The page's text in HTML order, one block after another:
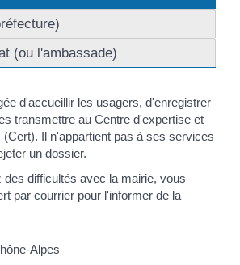
(ou l'ambassade)
d'accueillir les usagers, d'enregistrer
transmettre au Centre d'expertise et
Il n'appartient pas à ses services
un dossier.
des difficultés avec la mairie, vous
par courrier pour l'informer de la
Alpes